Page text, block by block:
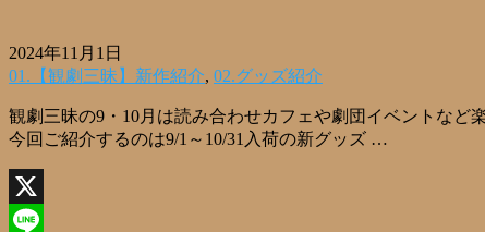
2024年11月1日
01.【観劇三昧】新作紹介, 02.グッズ紹介
観劇三昧の9・10月は読み合わせカフェや劇団イベントなど
今回ご紹介するのは9/1～10/31入荷の新グッズ …
X